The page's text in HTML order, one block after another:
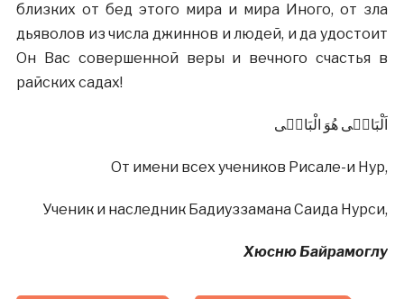
близких от бед этого мира и мира Иного, от зла
дьяволов из числа джиннов и людей, и да удостоит
Он Вас совершенной веры и вечного счастья в
райских садах!
اَلْبَاقٖى هُوَ الْبَاقٖى
От имени всех учеников Рисале-и Нур,
Ученик и наследник Бадиуззамана Саида Нурси,
Хюсню Байрамоглу